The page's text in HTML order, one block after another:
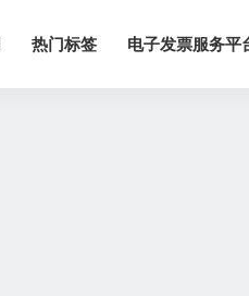
热门标签 电子发票服务平